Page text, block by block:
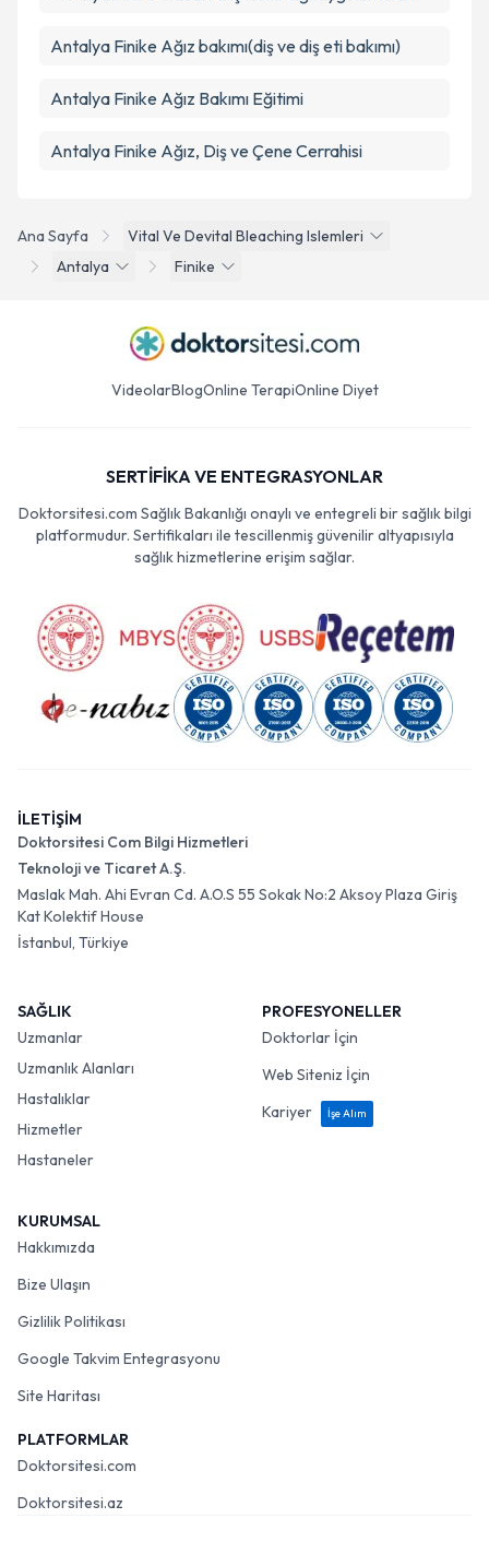
Ana Sayfa
Vital Ve Devital Bleaching Islemleri
Antalya
Finike
Antalya Finike Ağız bakımı(diş ve diş eti bakımı)
Antalya Finike Ağız Bakımı Eğitimi
Antalya Finike Ağız, Diş ve Çene Cerrahisi
VideolarBlogOnline TerapiOnline Diyet
SERTİFİKA VE ENTEGRASYONLAR
Doktorsitesi.com Sağlık Bakanlığı onaylı ve entegreli bir sağlık bilgi
platformudur. Sertifikaları ile tescillenmiş güvenilir altyapısıyla
sağlık hizmetlerine erişim sağlar.
İLETİŞİM
Doktorsitesi Com Bilgi Hizmetleri
Teknoloji ve Ticaret A.Ş.
Maslak Mah. Ahi Evran Cd. A.O.S 55 Sokak No:2 Aksoy Plaza Giriş
Kat Kolektif House
İstanbul, Türkiye
SAĞLIK
Uzmanlar
Uzmanlık Alanları
Hastalıklar
Hizmetler
Hastaneler
PROFESYONELLER
Doktorlar İçin
Web Siteniz İçin
Kariyer
İşe Alım
KURUMSAL
Hakkımızda
Bize Ulaşın
Gizlilik Politikası
Google Takvim Entegrasyonu
Site Haritası
PLATFORMLAR
Doktorsitesi.com
Doktorsitesi.az